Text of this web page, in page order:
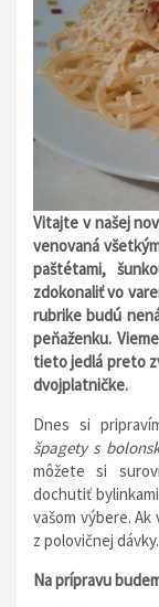
Vitajte v našej
venovaná
paštétami,
zdokonaliť vo
rubrike budú
peňaženku.
tieto jedlá preto
dvojplatničke.
Dnes si
špagety s
môžete si
dochutiť
vašom výbere.
z polovičnej dávky.
Na prípravu